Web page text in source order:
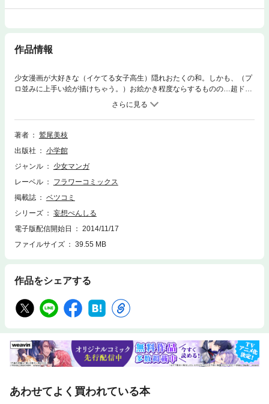
作品情報
少女漫画が大好きな（イケてる女子高生）隠れおたくの和。しかも、（プ
ロ並みに上手い絵が描けちゃう。）お絵かき程度ならするものの…超ド下
手！そんな彼女の家の隣に、憧れの少女漫画家・鳴海ルミが引っ越してき
た！《これはマジ》って、あんなに繊細なタッチでせつない乙女心を描く
素敵な先生が、男（♂）なの！？そのうえ、和をアシスタントに採用！
《これもマジ》……絵、下手くそでも、夢って叶いますか？先生！
著者
鷲尾美枝
出版社
小学館
ジャンル
少女マンガ
レーベル
フラワーコミックス
掲載誌
ベツコミ
シリーズ
妄想ぺんしる
電子版配信開始日
2014/11/17
ファイルサイズ
39.55 MB
作品をシェアする
あわせてよく買われている本